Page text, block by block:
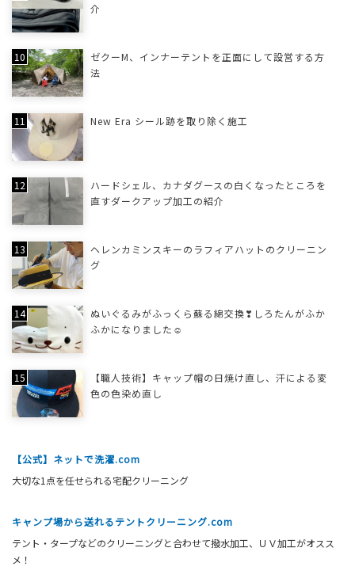
介
ゼクーM、インナーテントを正面にして設営する方
法
New Era シール跡を取り除く施工
ハードシェル、カナダグースの白くなったところを
直すダークアップ加工の紹介
ヘレンカミンスキーのラフィアハットのクリーニン
グ
ぬいぐるみがふっくら蘇る綿交換❣しろたんがふか
ふかになりました☺
【職人技術】キャップ帽の日焼け直し、汗による変
色の色染め直し
【公式】ネットで洗濯.com
大切な1点を任せられる宅配クリーニング
キャンプ場から送れるテントクリーニング.com
テント・タープなどのクリーニングと合わせて撥水加工、ＵＶ加工がオスス
メ！